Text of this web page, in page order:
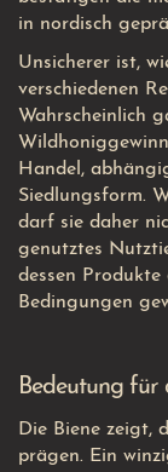
in nordisch
Unsicherer ist,
verschiedenen
Wahrscheinlich
Handel,
Siedlungsform.
darf sie daher
genutztes
dessen
Bedingungen
Bedeutung für
Die Biene zeigt,
prägen. Ein